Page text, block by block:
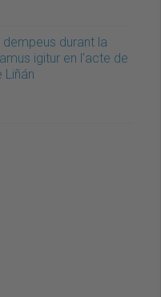
durant la
igitur en l'acte de
Liñán